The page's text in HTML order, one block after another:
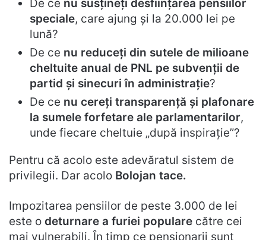
De ce nu susțineți desființarea pensiilor
speciale, care ajung și la 20.000 lei pe
lună?
De ce nu reduceți din sutele de milioane
cheltuite anual de PNL pe subvenții de
partid și sinecuri în administrație?
De ce nu cereți transparență și plafonare
la sumele forfetare ale parlamentarilor,
unde fiecare cheltuie „după inspirație”?
Pentru că acolo este adevăratul sistem de
privilegii. Dar acolo Bolojan tace.
Impozitarea pensiilor de peste 3.000 de lei
este o deturnare a furiei populare către cei
mai vulnerabili. În timp ce pensionarii sunt